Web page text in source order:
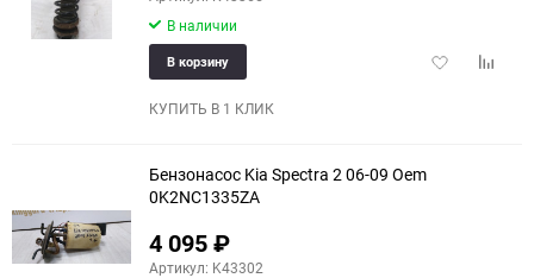
В наличии
Добавить
В корзину
КУПИТЬ В 1 КЛИК
Бензонасос Kia Spectra 2 06-09 Oem
0K2NC1335ZA
4 095₽
Артикул: K43302